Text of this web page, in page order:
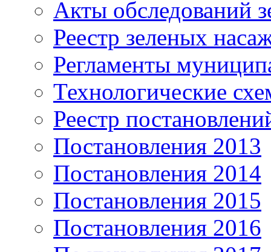
Акты обследований
Реестр зеленых
Регламенты
Технологические
Реестр
Постановления 2013
Постановления 2014
Постановления 2015
Постановления 2016